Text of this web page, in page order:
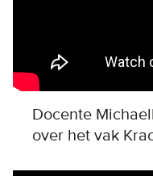
Docente
over het vak